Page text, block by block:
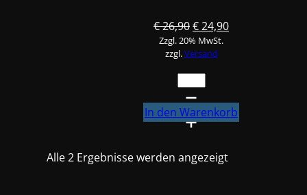
€26,90Ursprünglicher
Preis
war:
€ 26,90
€24,90Aktueller
Zzgl. 20% MwSt.
zzgl.Versand
FINIXA
Nachfüll-
Rührstäbe,
250Stk
In den Warenkorb
Alle 2 Ergebnisse werden angezeigt